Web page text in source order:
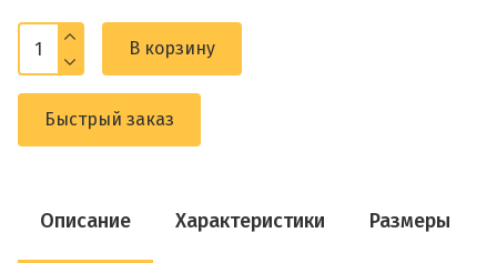
В корзину
Быстрый заказ
Описание Характеристики Размеры